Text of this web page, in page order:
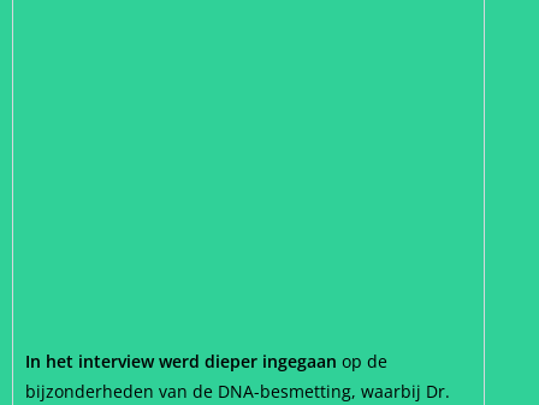
In het interview werd dieper ingegaan op de
bijzonderheden van de DNA-besmetting, waarbij Dr.